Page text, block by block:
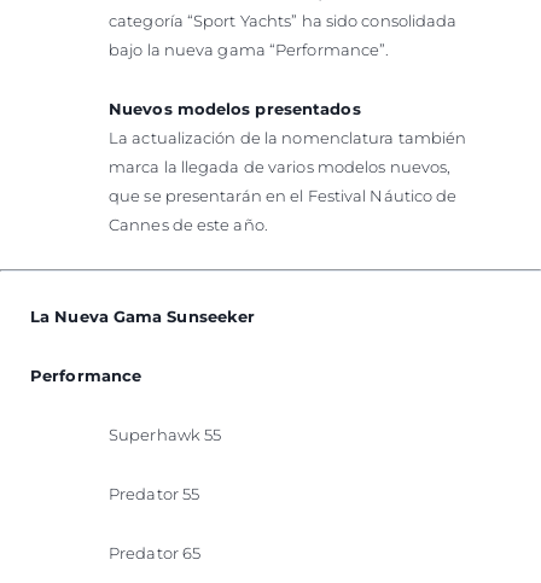
categoría “Sport Yachts” ha sido consolidada
bajo la nueva gama “Performance”.
Nuevos modelos presentados
La actualización de la nomenclatura también
marca la llegada de varios modelos nuevos,
que se presentarán en el Festival Náutico de
Cannes de este año.
La Nueva Gama Sunseeker
Performance
Superhawk 55
Predator 55
Predator 65